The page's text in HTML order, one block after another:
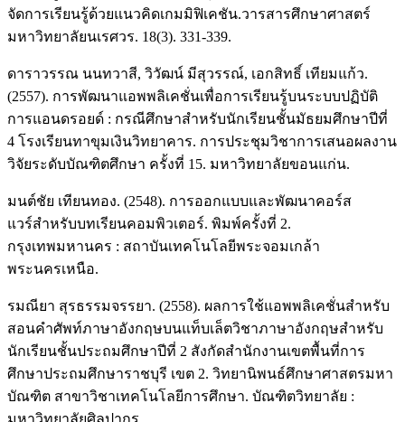
จัดการเรียนรู้ด้วยแนวคิดเกมมิฟิเคชัน.วารสารศึกษาศาสตร์
มหาวิทยาลัยนเรศวร. 18(3). 331-339.
ดาราวรรณ นนทวาสี, วิวัฒน์ มีสุวรรณ์, เอกสิทธิ์ เทียมแก้ว.
(2557). การพัฒนาแอพพลิเคชั่นเพื่อการเรียนรู้บนระบบปฏิบัติ
การแอนดรอยด์ : กรณีศึกษาสำหรับนักเรียนชั้นมัธยมศึกษาปีที่
4 โรงเรียนทาขุมเงินวิทยาคาร. การประชุมวิชาการเสนอผลงาน
วิจัยระดับบัณฑิตศึกษา ครั้งที่ 15. มหาวิทยาลัยขอนแก่น.
มนต์ชัย เทียนทอง. (2548). การออกแบบและพัฒนาคอร์ส
แวร์สําหรับบทเรียนคอมพิวเตอร์. พิมพ์ครั้งที่ 2.
กรุงเทพมหานคร : สถาบันเทคโนโลยีพระจอมเกล้า
พระนครเหนือ.
รมณียา สุรธรรมจรรยา. (2558). ผลการใช้แอพพลิเคชั่นสำหรับ
สอนคำศัพท์ภาษาอังกฤษบนแท็บเล็ตวิชาภาษาอังกฤษสำหรับ
นักเรียนชั้นประถมศึกษาปีที่ 2 สังกัดสำนักงานเขตพื้นที่การ
ศึกษาประถมศึกษาราชบุรี เขต 2. วิทยานิพนธ์ศึกษาศาสตรมหา
บัณฑิต สาขาวิชาเทคโนโลยีการศึกษา. บัณฑิตวิทยาลัย :
มหาวิทยาลัยศิลปากร.